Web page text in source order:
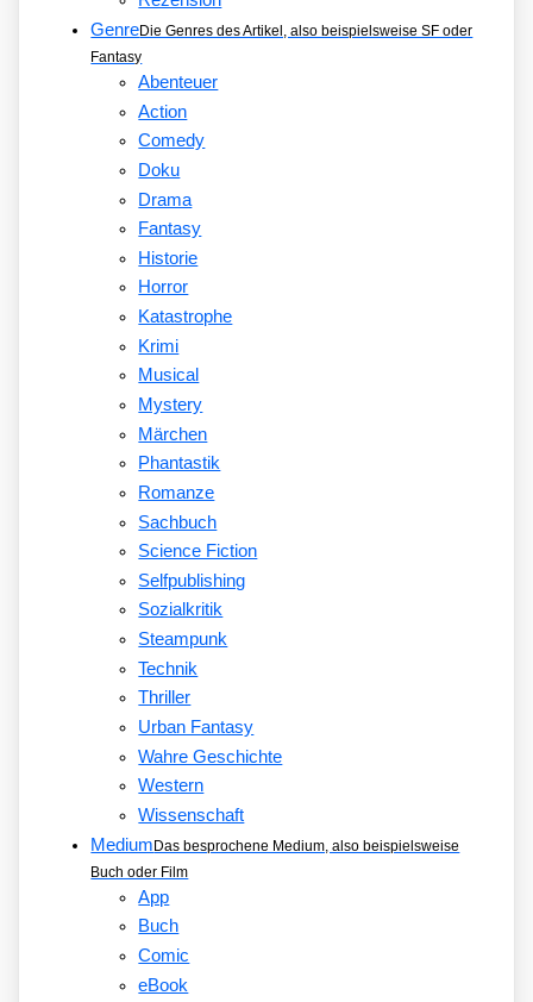
GenreDie Genres des Artikel, also beispielsweise SF oder
Fantasy
Abenteuer
Action
Comedy
Doku
Drama
Fantasy
Historie
Horror
Katastrophe
Krimi
Musical
Mystery
Märchen
Phantastik
Romanze
Sachbuch
Science Fiction
Selfpublishing
Sozialkritik
Steampunk
Technik
Thriller
Urban Fantasy
Wahre Geschichte
Western
Wissenschaft
MediumDas besprochene Medium, also beispielsweise
Buch oder Film
App
Buch
Comic
eBook